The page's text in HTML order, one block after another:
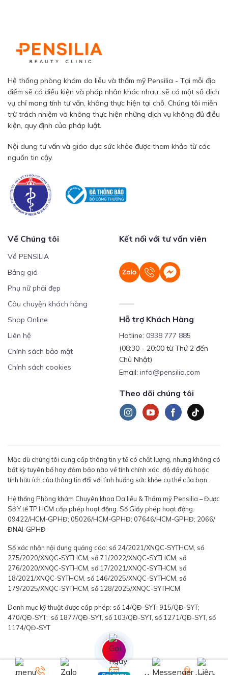
Hệ thống phòng khám da liễu và thẩm mỹ Pensilia - Tại mỗi địa
điểm sẽ có điều kiện và pháp nhân khác nhau, sẽ có một số dịch
vụ chỉ mang tính tư vấn, không thực hiện tại chỗ. Chúng tôi miễn
trừ trách nhiệm và không thực hiện những dịch vụ không đủ điều
kiện, quy định của pháp luật.
Nội dung tư vấn và giáo dục sức khỏe được tham khảo từ các
nguồn tin cậy.
Về Chúng tôi
Về PENSILIA
Bảng giá
Phụ nữ phải đẹp
Câu chuyện khách hàng
Shop Online
Liên hệ
Chính sách bảo mật
Chính sách cookies
Kết nối với tư vấn viên
Hỗ trợ Khách Hàng
Hotline: 0938 777 885
(08:30 - 20:00 từ Thứ 2 đến
Chủ Nhật)
Email: info@pensilia.com
Theo dõi chúng tôi
Mặc dù chúng tôi cung cấp thông tin y tế có chất lượng, nhưng không có
bất kỳ tuyên bố hay đảm bảo nào về tính chính xác, độ đầy đủ hoặc
tính hữu ích của thông tin đối với tình huống sức khỏe cụ thể của bạn.
Hệ thống Phòng khám Chuyên khoa Da liễu & Thẩm mỹ Pensilia – Được
Sở Y tế TP.HCM cấp phép hoạt động: Số Giấy phép hoạt động:
09422/HCM-GPHĐ; 05026/HCM-GPHĐ; 07646/HCM-GPHĐ; 2066/
ĐNAI-GPHĐ
Số xác nhận nội dung quảng cáo: số 24/2021/XNQC-SYTHCM, số
275/2020/XNQC-SYTHCM, số 71/2022/XNQC-SYTHCM, số
276/2020/XNQC-SYTHCM, số 17/2021/XNQC-SYTHCM, số
18/2021/XNQC-SYTHCM, số 146/2025/XNQC-SYTHCM, số
179/2025/XNQC-SYTHCM, số 128/2025/XNQC-SYTHCM
Danh mục kỹ thuật được cấp phép: số 14/QĐ-SYT; 915/QĐ-SYT;
470/QĐ-SYT; số 1877/QĐ-SYT, số 103/QĐ-SYT, số 1271/QĐ-SYT, số
1174/QĐ-SYT